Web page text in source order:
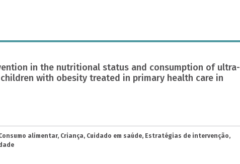
in the nutritional status and consumption of ultra-
with obesity treated in primary health care in
alimentar, Criança, Cuidado em saúde, Estratégias de intervenção,